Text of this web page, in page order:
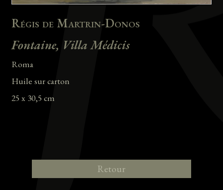
Régis de Martrin-Donos
Fontaine, Villa Médicis
Roma
Huile sur carton
25 x 30,5 cm
Retour